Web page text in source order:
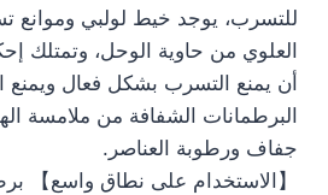
للتسرب، يوجد خيط لولبي وموانع
العلوي من حاوية الوحل، وتمتلك
أن يمنع التسرب بشكل فعال ويمنع
البرطمانات الشفافة من ملامسة
جفاف ورطوبة العناصر.
【الاستخدام على نطاق واسع】